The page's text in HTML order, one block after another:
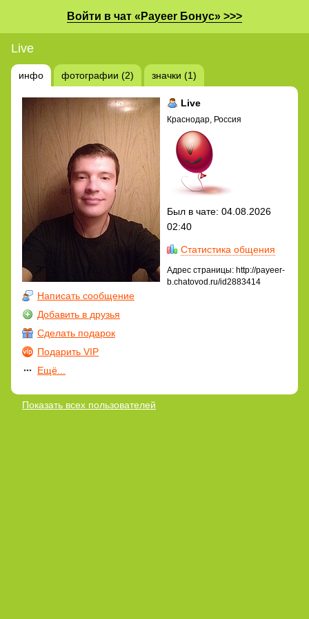
Войти в чат «Payeer Бонус» >>>
Live
инфо фотографии (2) значки (1)
Написать сообщение
Добавить в друзья
Сделать подарок
Подарить VIP
Ещё...
Live
Краснодар, Россия
Был в чате: 04.08.2026
02:40
Статистика общения
Адрес страницы: http://payeer-
b.chatovod.ru/id2883414
Показать всех пользователей